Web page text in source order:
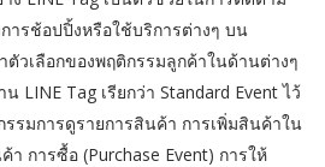
ารช้อปปิ้งหรือใช้บริการต่างๆ บน
วเลือกของพฤติกรรมลูกค้าในด้านต่างๆ
LINE Tag เรียกว่า Standard Event ไว้
รมการดูรายการสินค้า การเพิ่มสินค้าใน
า การซื้อ (Purchase Event) การให้